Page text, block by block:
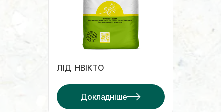
ЛІД ІНВІКТО
Докладніше